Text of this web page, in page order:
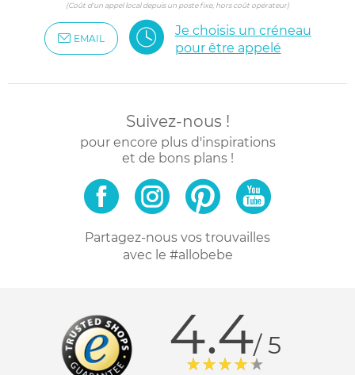
(Coût d'un appel local depuis un poste fixe, hors coût opérateur)
EMAIL
Je choisis un créneau
pour être appelé
Suivez-nous !
pour encore plus d'inspirations
et de bons plans !
Partagez-nous vos trouvailles
avec le #allobebe
4.4/ 5